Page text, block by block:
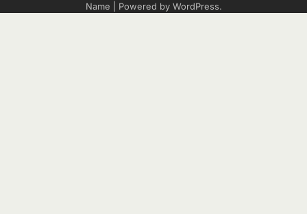
Name | Powered by WordPress.